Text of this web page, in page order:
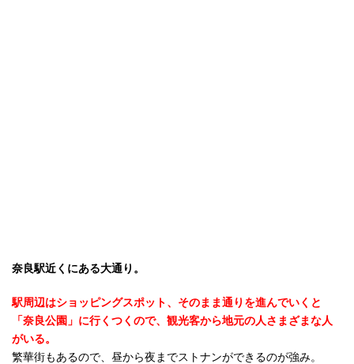
奈良駅近くにある大通り。
駅周辺はショッピングスポット、そのまま通りを進んでいくと
「奈良公園」に行くつくので、観光客から地元の人さまざまな人
がいる。
繁華街もあるので、昼から夜までストナンができるのが強み。